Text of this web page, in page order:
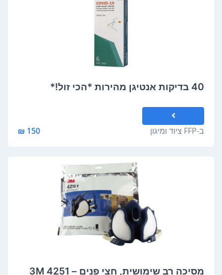
40 בדיקות אנטיגן מהירות *הכי זול!*
ב-FFP ציוד ומיגון 150 ₪
מסיכה רב שימושית, חצי פנים – 3M 4251